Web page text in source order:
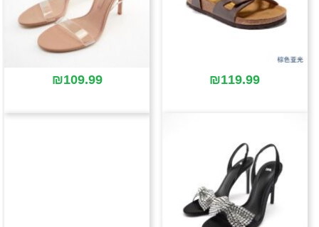
₪119.99
₪109.99